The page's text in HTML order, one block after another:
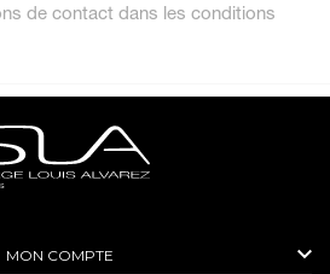
de contact dans les conditions
MON COMPTE 